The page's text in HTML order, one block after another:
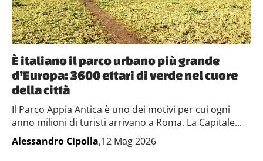
È italiano il parco urbano più grande
d’Europa: 3600 ettari di verde nel cuore
della città
Il Parco Appia Antica è uno dei motivi per cui ogni
anno milioni di turisti arrivano a Roma. La Capitale...
Alessandro Cipolla,12 Mag 2026